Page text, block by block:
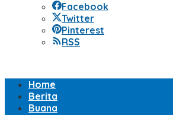
Facebook
Twitter
Pinterest
RSS
Home
Berita
Buana